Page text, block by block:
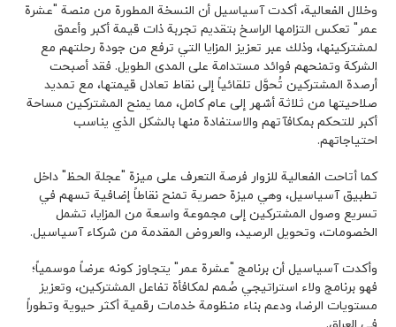
وخلال الفعالية، أكدت آسياسيل أن النسخة المطورة من منصة "عشرة
عمر" تعكس التزامها الراسخ بتقديم تجربة ذات قيمة أكبر وأعمق
لمشتركينها، وذلك عبر تعزيز المزايا التي ترفع من جودة رحلتهم مع
الشركة وتمنحهم فوائد مستدامة على المدى الطويل. فقد أصبحت
أرصدة المشتركين تُحوَّل تلقائياً إلى نقاط تعادل قيمتها، مع تمديد
صلاحيتها من ثلاثة أشهر إلى عام كامل، مما يمنح المشتركين مساحة
أكبر للتحكم بمكافآتهم والاستفادة منها بالشكل الذي يناسب
احتياجاتهم.
كما أتاحت الفعالية للزوار فرصة التعرف على ميزة "عجلة الحظ" داخل
تطبيق آسياسيل، وهي ميزة حصرية تمنح نقاطاً إضافية تسهم في
تسريع وصول المشتركين إلى مجموعة واسعة من المزايا، تشمل
الخصومات، وتحويل الرصيد، والعروض المقدمة من شركاء آسياسيل.
وأكدت آسياسيل أن برنامج "عشرة عمر" يتجاوز كونه عرضاً موسمياً؛
فهو برنامج ولاء استراتيجي صُمم لمكافأة تفاعل المشتركين، وتعزيز
مستويات الرضا، ودعم بناء منظومة خدمات رقمية أكثر حيوية وتطوراً
في العراق.